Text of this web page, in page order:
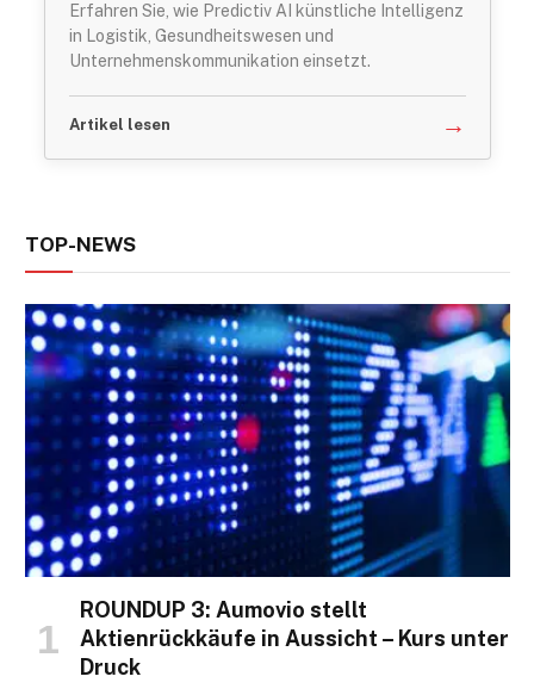
Erfahren Sie, wie Predictiv AI künstliche Intelligenz
in Logistik, Gesundheitswesen und
Unternehmenskommunikation einsetzt.
Artikel lesen →
TOP-NEWS
ROUNDUP 3: Aumovio stellt
Aktienrückkäufe in Aussicht – Kurs unter
Druck